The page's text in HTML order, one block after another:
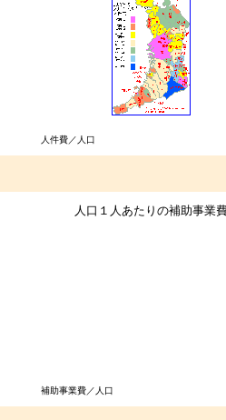
人件費／人口
人口１人あたりの補助事業
補助事業費／人口